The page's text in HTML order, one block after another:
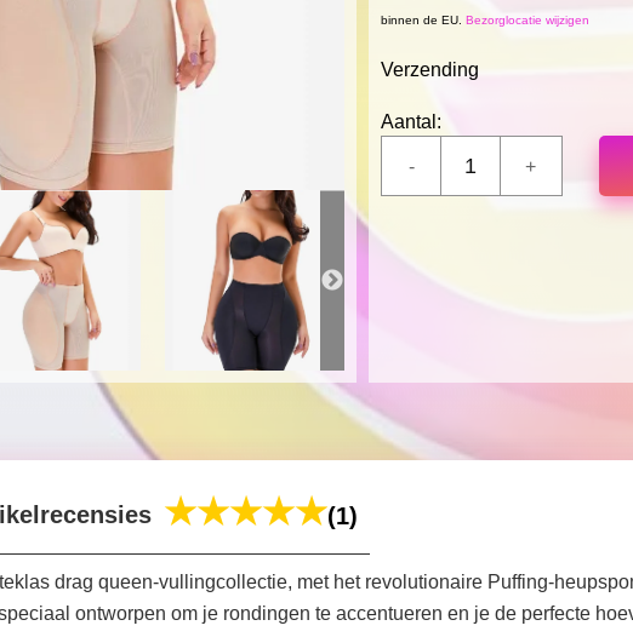
binnen de EU. Bezorglocatie wijzigen
Verzending
Aantal:
(1)
drag queen-vullingcollectie, met het revolutionaire Puffing-
ontworpen om je rondingen te accentueren en je de perfecte